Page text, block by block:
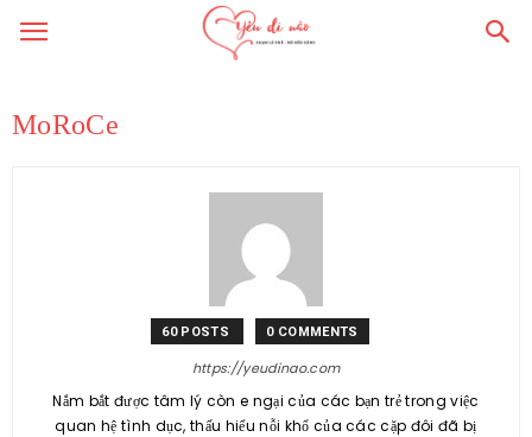
MoRoCe
60 POSTS 0 COMMENTS
https://yeudinao.com
Nắm bắt được tâm lý còn e ngại của các bạn trẻ trong việc
quan hệ tình dục, thấu hiểu nỗi khổ của các cặp đôi đã bị